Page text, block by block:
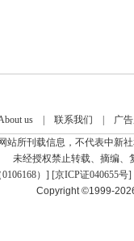
us| 联系我们
广
站所刊载信息，不代表中新
未经授权禁止转载、摘编、
） ] [京ICP证040655号]
Copyright ©1999-